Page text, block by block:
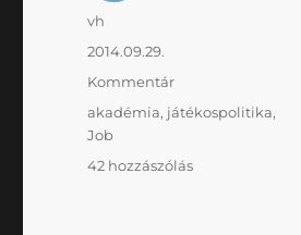
Szerző
vh
Közzétéve
2014.09.29.
Kategória
Kommentár
Címke
akadémia, játékospolitika,
Job
42 hozzászólásGebinben